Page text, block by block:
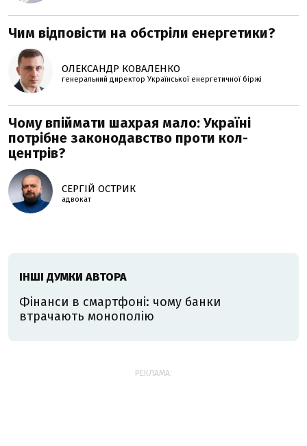
Чим відповісти на обстріли енергетики?
ОЛЕКСАНДР КОВАЛЕНКО
генеральний директор Української енергетичної біржі
Чому впіймати шахрая мало: Україні
потрібне законодавство проти кол-
центрів?
СЕРГІЙ ОСТРИК
адвокат
ІНШІ ДУМКИ АВТОРА
Фінанси в смартфоні: чому банки
втрачають монополію
РЕКЛАМА: